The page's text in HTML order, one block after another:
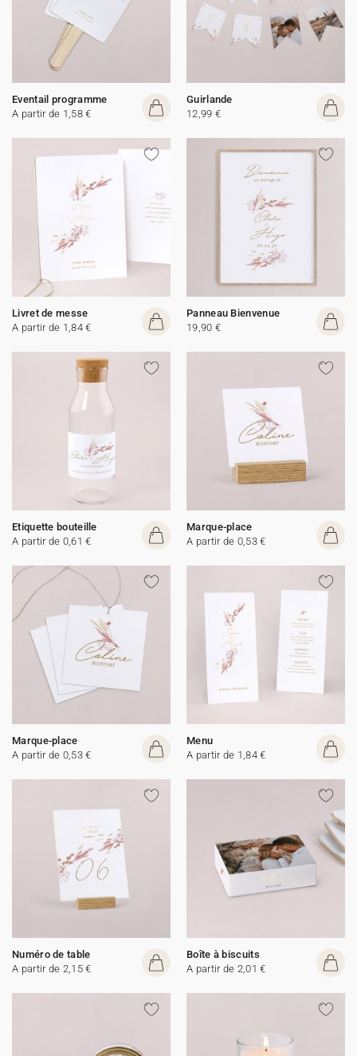
Eventail programme
A partir de 1,58 €
Guirlande
12,99 €
Livret de messe
A partir de 1,84 €
Panneau Bienvenue
19,90 €
Etiquette bouteille
A partir de 0,61 €
Marque-place
A partir de 0,53 €
Marque-place
A partir de 0,53 €
Menu
A partir de 1,84 €
Numéro de table
A partir de 2,15 €
Boîte à biscuits
A partir de 2,01 €